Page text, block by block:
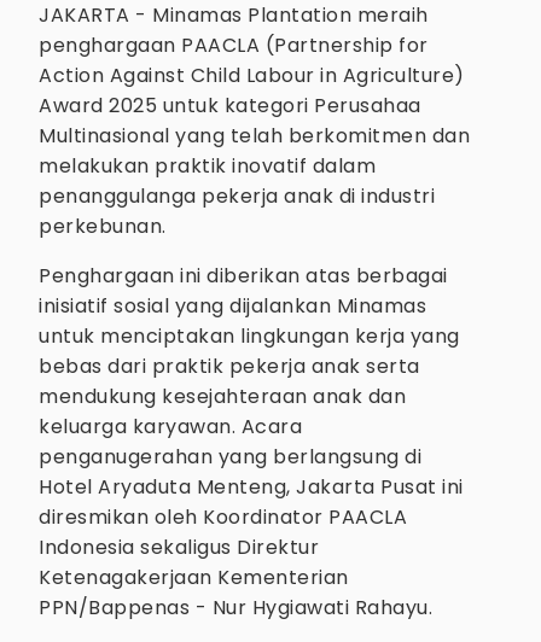
JAKARTA - Minamas Plantation meraih
penghargaan PAACLA (Partnership for
Action Against Child Labour in Agriculture)
Award 2025 untuk kategori Perusahaa
Multinasional yang telah berkomitmen dan
melakukan praktik inovatif dalam
penanggulanga pekerja anak di industri
perkebunan.
Penghargaan ini diberikan atas berbagai
inisiatif sosial yang dijalankan Minamas
untuk menciptakan lingkungan kerja yang
bebas dari praktik pekerja anak serta
mendukung kesejahteraan anak dan
keluarga karyawan. Acara
penganugerahan yang berlangsung di
Hotel Aryaduta Menteng, Jakarta Pusat ini
diresmikan oleh Koordinator PAACLA
Indonesia sekaligus Direktur
Ketenagakerjaan Kementerian
PPN/Bappenas - Nur Hygiawati Rahayu.